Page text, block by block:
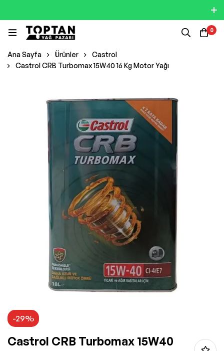
0
Ana Sayfa Ürünler
Castrol
Castrol CRB Turbomax 15W40 16 Kg Motor Yağı
-29%
Castrol CRB Turbomax 15W40